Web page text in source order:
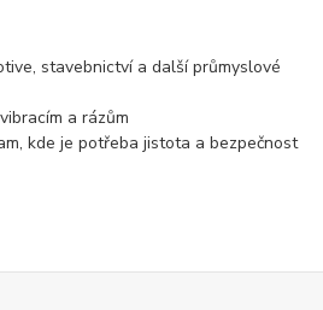
stavebnictví a další průmyslové
a rázům
kde je potřeba jistota a bezpečnost